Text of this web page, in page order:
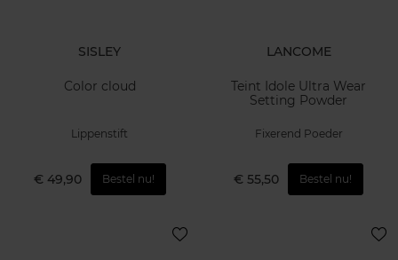
SISLEY
Color cloud
Lippenstift
€ 49,90 Bestel nu!
LANCOME
Teint Idole Ultra Wear
Setting Powder
Fixerend Poeder
€ 55,50 Bestel nu!